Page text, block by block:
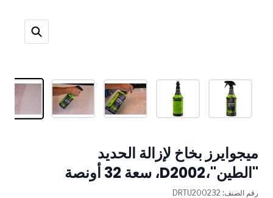
ميجوايرز بخاخ لإزالة الحديد
"الطين"،D2002، سعة 32 أونصة
رقم الصنف: